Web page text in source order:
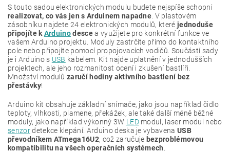
S touto sadou elektronických modulu budete nejspíše schopni
realizovat, co vás jen s Arduinem napadne. V plastovém
zásobníku najdete 24 elektronických modulů, kteréjednoduše
připojíte kArduinodescea využijete pro konkrétní funkce ve
vašem Arduino projektu. Moduly zastrčíte přímo do kontaktního
pole nebo připojíte pomocí propojovacích vodičů. Součástí sady
je i Arduino s USB kabelem. Kit najde uplatnění v jednodušších
projektech, ale jeho rozmanitost ocení i zkušení bastlíři.
Množství modulůzaručí hodiny aktivního bastlení bez
přestávky!
Arduino kit obsahuje základní snímače, jako jsou například čidlo
teploty, vlhkosti, plamene, překážek, ale také další méně běžné
moduly, jako například výkonný 3W LEDmodul, laser modul nebo
senzordetekce klepání. Arduino deska je vybavenaUSB
převodníkem ATmega16U2, což zaručuje bezproblémovou
kompatibilitu na všech operačních systémech.